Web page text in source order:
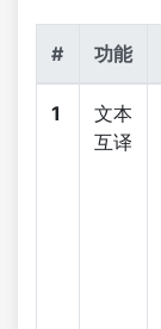
# 功能
1
文本
互译